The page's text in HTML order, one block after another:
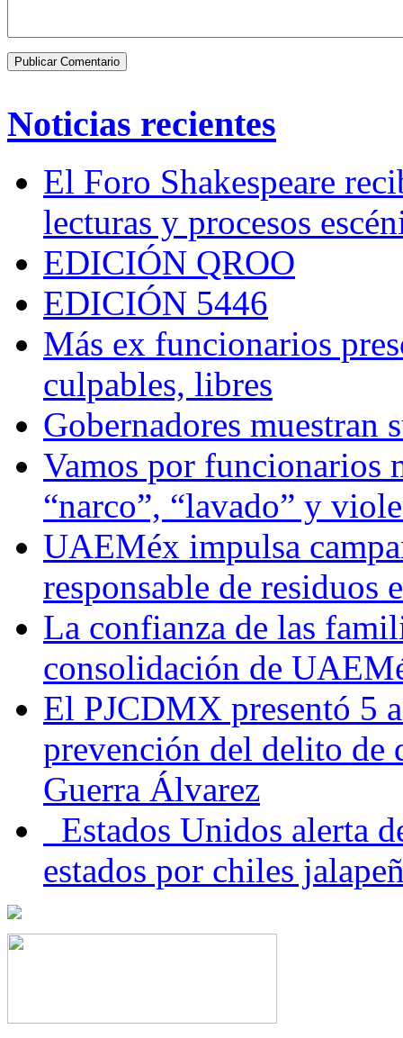
Noticias recientes
El Foro Shakespeare
lecturas y procesos
EDICIÓN QROO
EDICIÓN 5446
Más ex funcionarios
culpables, libres
Gobernadores muestran
Vamos por funcionarios
“narco”, “lavado” y
UAEMéx impulsa
responsable de residuos
La confianza de las
consolidación de
El PJCDMX presentó 5
prevención del delito de
Guerra Álvarez
Estados Unidos alerta
estados por chiles